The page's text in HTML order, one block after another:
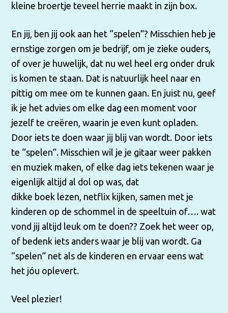
kleine broertje teveel herrie maakt in zijn box.
En jij, ben jij ook aan het “spelen”? Misschien heb je
ernstige zorgen om je bedrijf, om je zieke ouders,
of over je huwelijk, dat nu wel heel erg onder druk
is komen te staan. Dat is natuurlijk heel naar en
pittig om mee om te kunnen gaan. En juist nu, geef
ik je het advies om elke dag een moment voor
jezelf te creëren, waarin je even kunt opladen.
Door iets te doen waar jij blij van wordt. Door iets
te “spelen”. Misschien wil je je gitaar weer pakken
en muziek maken, of elke dag iets tekenen waar je
eigenlijk altijd al dol op was, dat
dikke boek lezen, netflix kijken, samen met je
kinderen op de schommel in de speeltuin of…. wat
vond jij altijd leuk om te doen?? Zoek het weer op,
of bedenk iets anders waar je blij van wordt. Ga
“spelen” net als de kinderen en ervaar eens wat
het jóu oplevert.
Veel plezier!